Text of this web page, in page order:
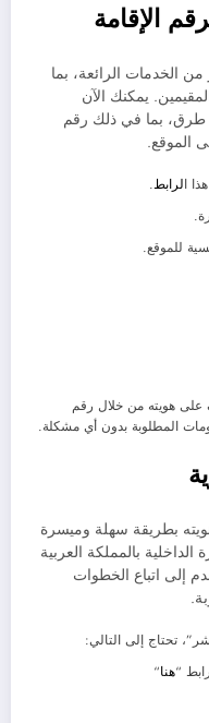
الإقامة
الخدمات الرائعة، بما
يمكنك الآن
طرق، بما في ذلك رقم
الموقع.
الرابط.
للموقع.
على هويته من خلال رقم
المطلوبة بدون أي مشكلة.
بطريقة سهلة وميسرة
بالمملكة العربية
إلى اتباع الخطوات
تحتاج إلى التالي:
“هنا“